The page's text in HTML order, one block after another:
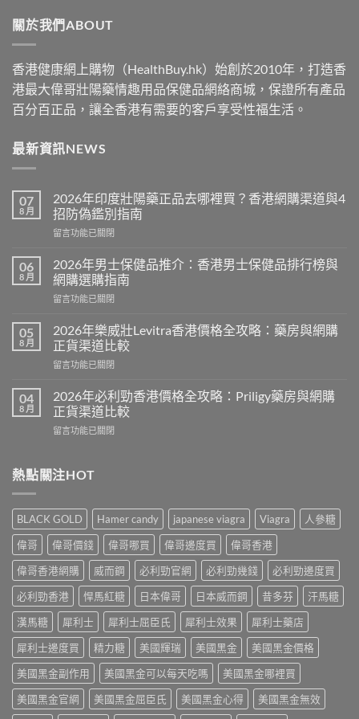
關於我們ABOUT
香港健康網上購物（HealthBuy.hk）始創於2010年，打造香
港最大偉哥壯陽藥情趣用品保健品網絡商城，保證所有產品
百分百正品，讓全香港有需要的客戶享受性福生活。
最新資訊NEWS
07
8 月
2026年印度壯陽藥正品去哪裡買？香港網購渠道與4
招防偽鑑別指南
在
年
印
度
壯
藥
正
品
去
裡
買？
港
渠
4
招
防
偽
鑑
別
指
南〉
留言功能已關閉
06
8 月
2026年男士保健品推介：香港男士保健品排行榜與
網購選購指南
在
年
男
士
保
品
推
介：
香
士
品
排
行
榜
與
網
購
選
指
南〉
中
留言功能已關閉
05
8 月
2026年樂威壯Levitra香港價格全攻略：藥房與網購
正貨渠道比較
在
年
樂
威
壯
港
全
攻
略：
藥
房
與
網
購
貨
渠
道
比
較〉
中
留言功能已關閉
04
8 月
2026年必利勁香港價格全攻略：Priligy藥房與網購
正貨渠道比較
在
必
利
香
港
價
格
全
攻
略：
Priligy
房
與
網
購
正
貨
渠
留言功能已關閉
熱點關注HOT
BLACK GOLD Hamer candy japanese viagra Viagra
人參糖
偉哥
偉哥價錢 偉哥哪買 偉哥邊度買
偉哥香港
偉哥香港網購
威而鋼 必利勁官網 必利勁幾錢
必利勁邊度買
必利勁香港
悍馬紅糖 日本偉哥 日本威而鋼 昔多芬
汗馬糖
漢馬糖
犀利士 犀利士屈臣氏 犀利士效果
犀利士藥店
犀利士邊度買
精力糖 美國輝瑞 美國黑金
美國黑金價格
美國黑金副作用
美國黑金可以每天吃嗎
美國黑金哪裡買
美國黑金官網
美國黑金屈臣氏 美國黑金心得
美國黑金無效